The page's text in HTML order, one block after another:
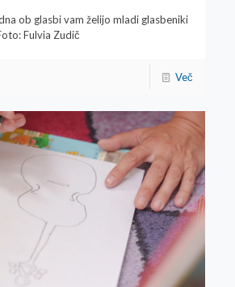
ob glasbi vam želijo mladi glasbeniki
Fulvia Zudič
Več